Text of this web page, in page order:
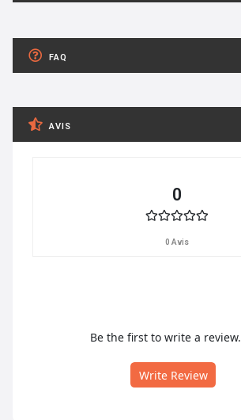
FAQ
AVIS
0
0 Avis
Be the first to write a review.
Write Review